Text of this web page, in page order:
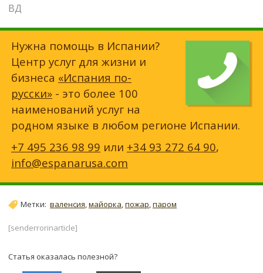
ВД
Нужна помощь в Испании?
Центр услуг для жизни и
бизнеса «Испания по-
русски» - это более 100
наименований услуг на
родном языке в любом регионе Испании.
+7 495 236 98 99 или +34 93 272 64 90,
info@espanarusa.com
Метки: валенсия,майорка,пожар,паром
[senderrorinarticle]
Статья оказалась полезной?